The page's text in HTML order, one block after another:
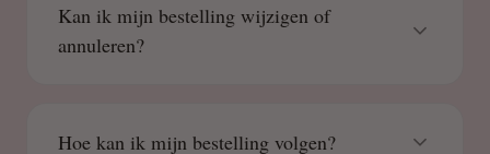
Kan ik mijn bestelling wijzigen of
annuleren?
Hoe kan ik mijn bestelling volgen?